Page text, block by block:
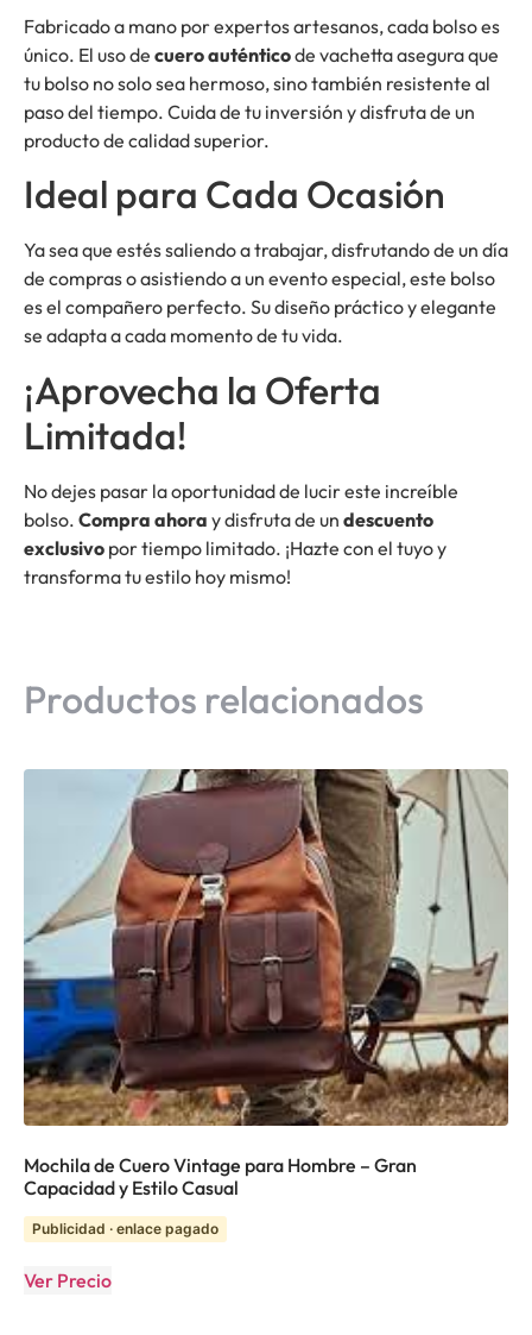
Fabricado a mano por expertos artesanos, cada bolso es
único. El uso de cuero auténticode vachetta asegura que
tu bolso no solo sea hermoso, sino también resistente al
paso del tiempo. Cuida de tu inversión y disfruta de un
producto de calidad superior.
Ideal para Cada Ocasión
Ya sea que estés saliendo a trabajar, disfrutando de un día
de compras o asistiendo a un evento especial, este bolso
es el compañero perfecto. Su diseño práctico y elegante
se adapta a cada momento de tu vida.
¡Aprovecha la Oferta
Limitada!
No dejes pasar la oportunidad de lucir este increíble
bolso. Compra ahora y disfruta de un descuento
exclusivo por tiempo limitado. ¡Hazte con el tuyo y
transforma tu estilo hoy mismo!
Productos relacionados
Mochila de Cuero Vintage para Hombre – Gran
Capacidad y Estilo Casual
Publicidad · enlace pagado
Ver Precio